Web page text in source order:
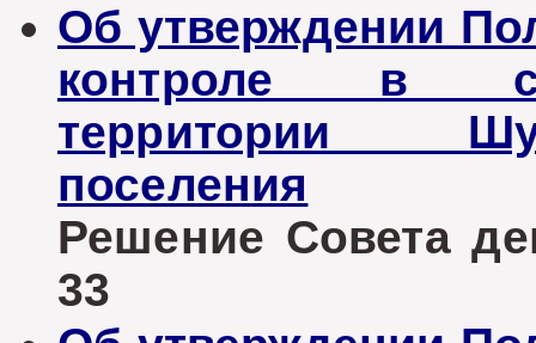
Об утверждении
контроле в
территории
поселения
Решение Совета
33